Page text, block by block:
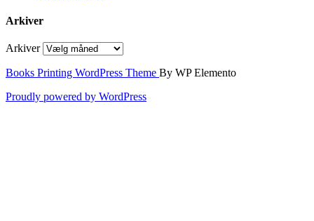
Arkiver
Arkiver
Books Printing WordPress Theme By WP Elemento
Proudly powered by WordPress